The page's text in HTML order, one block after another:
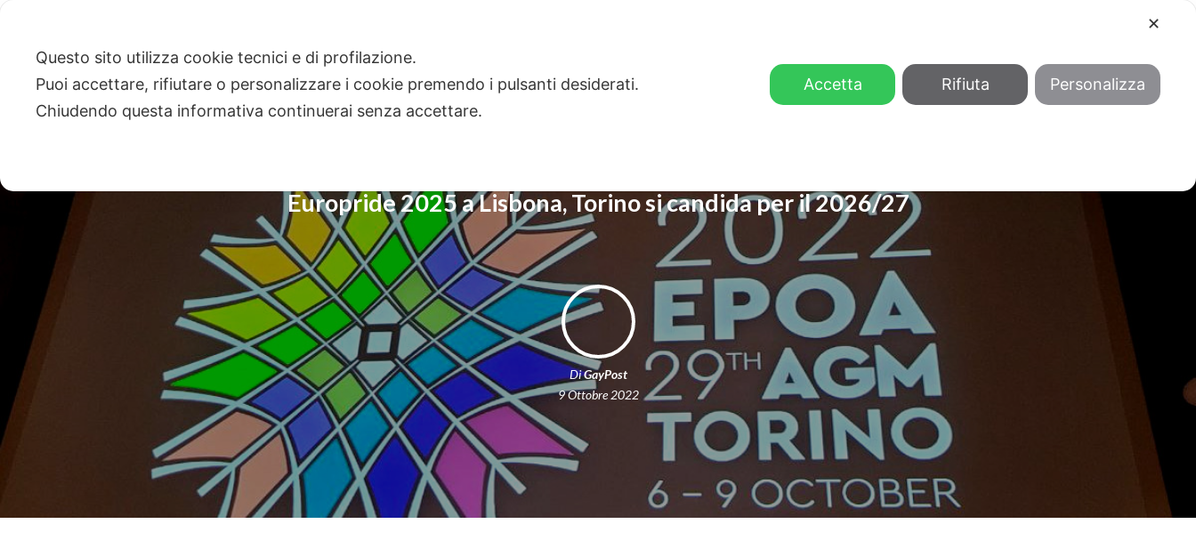
Europride 2025 a Lisbona, Torino si candida per il 2026/27
DiGayPost
9 Ottobre 2022
✕
Questo sito utilizza cookie tecnici e di profilazione.
Puoi accettare, rifiutare o personalizzare i cookie premendo i pulsanti desiderati.
Chiudendo questa informativa continuerai senza accettare.
Accetta Rifiuta Personalizza